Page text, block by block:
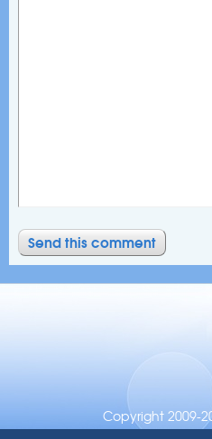
Copyright 2009-